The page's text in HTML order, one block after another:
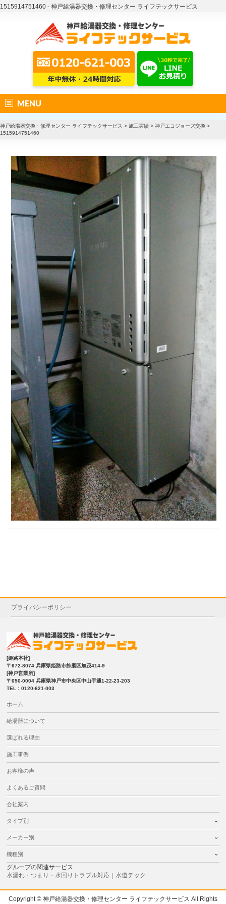
1515914751460 - 神戸給湯器交換・修理センター ライフテックサービス
MENU
神戸給湯器交換・修理センター ライフテックサービス > 施工実績 > 神戸エコジョーズ交換 >
1515914751460
プライバシーポリシー
[姫路本社]
〒672-8074 兵庫県姫路市飾磨区加茂414-9
[神戸営業所]
〒650-0004 兵庫県神戸市中央区中山手通1-22-23-203
TEL：0120-621-003
ホーム
給湯器について
選ばれる理由
施工事例
お客様の声
よくあるご質問
会社案内
タイプ別
メーカー別
機種別
グループの関連サービス
水漏れ・つまり・水回りトラブル対応｜水道テック
Copyright © 神戸給湯器交換・修理センター ライフテックサービス All Rights